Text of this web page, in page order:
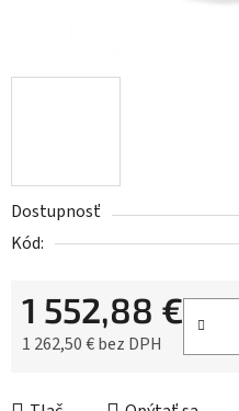
Dostupnosť
Kód:
1 552,88 €
1 262,50 € bez DPH